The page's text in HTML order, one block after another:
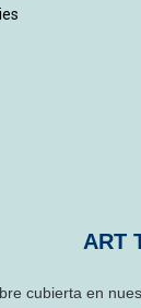
ART
cubierta en